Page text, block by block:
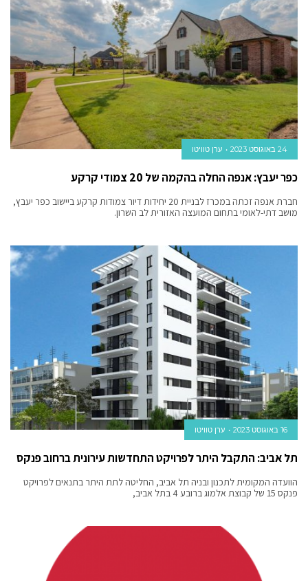
24 באוגוסט 2023 ערן טוויטו
כפר יעבץ: אנפה החלה בהקמה של 20 צמודי קרקע
חברת אנפה זכתה במכרז לבניית 20 יחידות דיור צמודות קרקע ביישוב כפר יעבץ,
מושב דתי-לאומי בתחום המועצה האזורית לב השרון.
16 באוגוסט 2023 ערן טוויטו
תל אביב: התקבל היתר לפרויקט התחדשות עירונית ברחוב פנקס
הוועדה המקומית לתכנון ובניה תל אביב, החליטה לתת היתר בתנאים לפרויקט
פנקס 15 של קבוצת אלמוג ברובע 4 בתל אביב,